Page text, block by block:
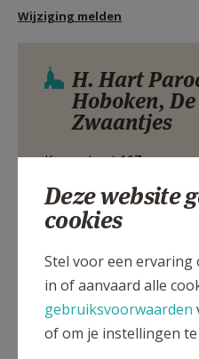
HULP
MIJN PAROCHIE
AANMELDEN OF
Wijziging melden
H. Hart
Hoboken,
Zwaantjes
Krugerstraat 107
Krugerstraat 107, 2660
Deze website
cookies
Stel voor een
in of aanvaard alle
gebruiksvoorwaarden
of om je instellingen